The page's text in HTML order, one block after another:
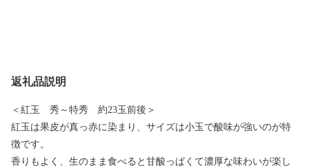
返礼品説明
＜紅玉 秀～特秀 約23玉前後＞
紅玉は果皮が真っ赤に染まり、サイズは小玉で酸味が強いのが特
徴です。
香りもよく、生のまま食べると甘酸っぱくて濃厚な味わいが楽し